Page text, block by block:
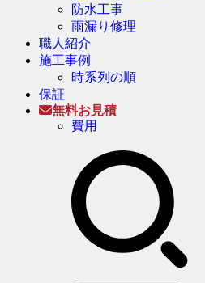
防水工事
雨漏り修理
職人紹介
施工事例
時系列の順
保証
無料お見積
費用